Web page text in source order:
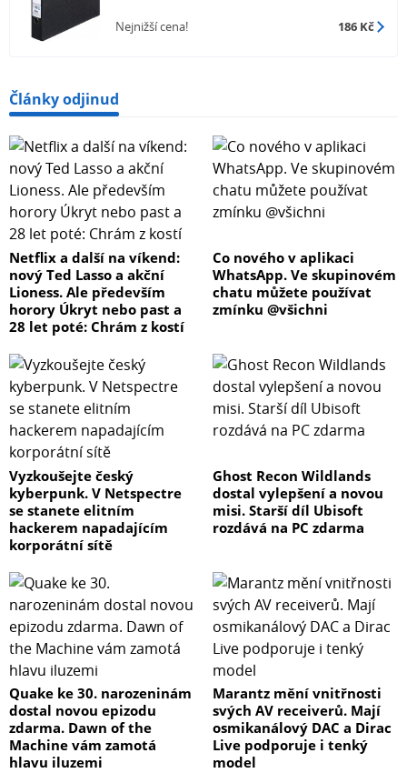
Nejnižší cena! 186 Kč
Články odjinud
Netflix a další na víkend:
nový Ted Lasso a akční
Lioness. Ale především
horory Úkryt nebo past a
28 let poté: Chrám z kostí
Co nového v aplikaci
WhatsApp. Ve skupinovém
chatu můžete používat
zmínku @všichni
Vyzkoušejte český
kyberpunk. V Netspectre
se stanete elitním
hackerem napadajícím
korporátní sítě
Ghost Recon Wildlands
dostal vylepšení a novou
misi. Starší díl Ubisoft
rozdává na PC zdarma
Quake ke 30. narozeninám
dostal novou epizodu
zdarma. Dawn of the
Machine vám zamotá
hlavu iluzemi
Marantz mění vnitřnosti
svých AV receiverů. Mají
osmikanálový DAC a Dirac
Live podporuje i tenký
model